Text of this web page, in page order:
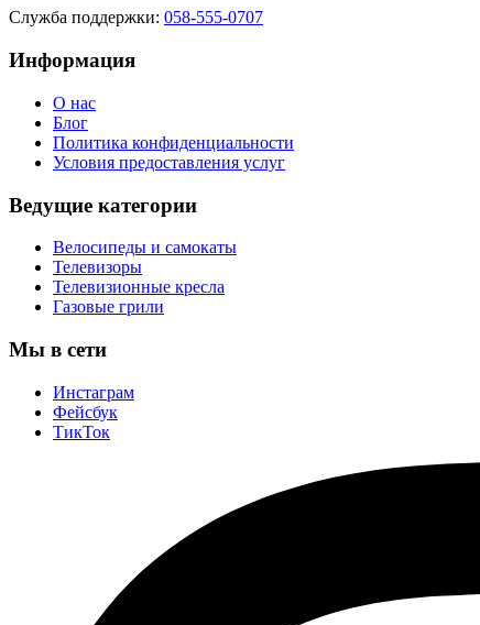
Служба поддержки: 058-555-0707
Информация
О нас
Блог
Политика конфиденциальности
Условия предоставления услуг
Ведущие категории
Велосипеды и самокаты
Телевизоры
Телевизионные кресла
Газовые грили
Мы в сети
Инстаграм
Фейсбук
ТикТок